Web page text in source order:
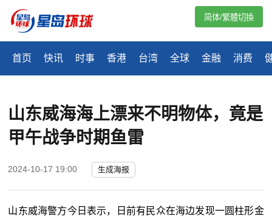
首页 快讯 时事 香港 台湾 全球 金融 消费
简体/繁體切換
山东威海海上漂来不明物体，竟是
甲午战争时期鱼雷
2024-10-17 19:00 生成海报
山东威海警方今日表示，日前有民众在海边发现一圆柱形金